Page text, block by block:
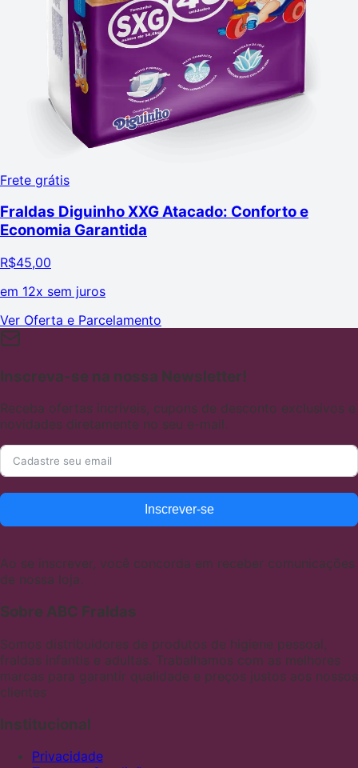
Frete grátis
Fraldas Diguinho XXG Atacado: Conforto e
Economia Garantida
R$45,00
em 12x sem juros
Ver Oferta e Parcelamento
Inscreva-se na nossa Newsletter!
Receba ofertas incríveis, cupons de desconto exclusivos e
novidades diretamente no seu e-mail.
Inscrever-se
Ao se inscrever, você concorda em receber comunicações
de nossa loja.
Sobre ABC Fraldas
Somos distribuidores de produtos de higiene pessoal,
fraldas infantis e adultas. Trabalhamos com as melhores
marcas para garantir qualidade e preços justos aos nossos
clientes
Institucional
Privacidade